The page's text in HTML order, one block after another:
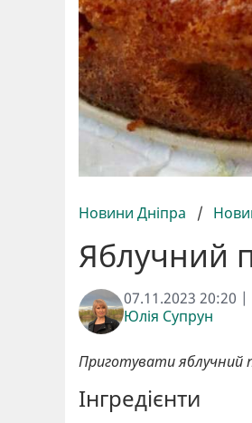
Новини Дніпра /
Яблучний
07.11.2023 20:20 |
Юлія Супрун
Приготувати яблучний
Інгредієнти